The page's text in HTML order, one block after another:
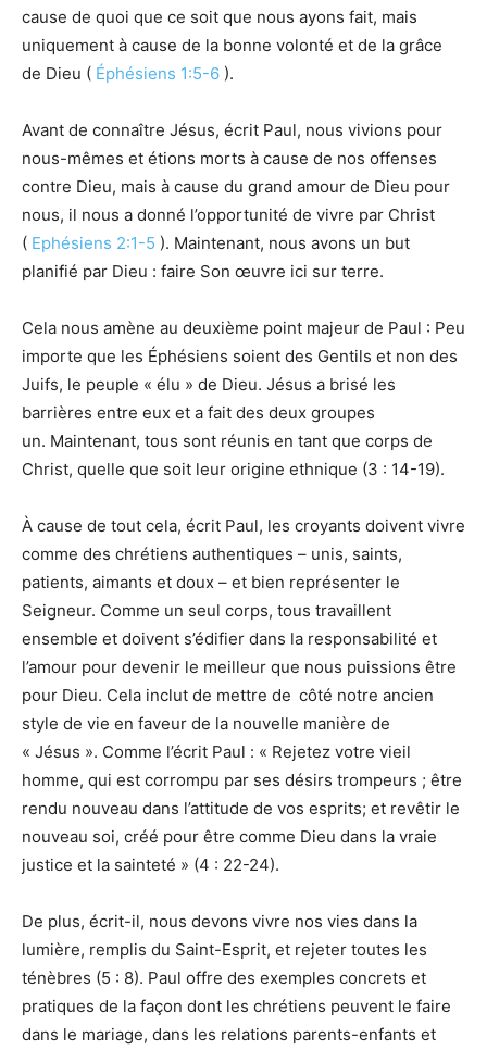
cause de quoi que ce soit que nous ayons fait, mais
uniquement à cause de la bonne volonté et de la grâce
de Dieu ( Éphésiens 1:5-6 ).
Avant de connaître Jésus, écrit Paul, nous vivions pour
nous-mêmes et étions morts à cause de nos offenses
contre Dieu, mais à cause du grand amour de Dieu pour
nous, il nous a donné l’opportunité de vivre par Christ
( Ephésiens 2:1-5 ). Maintenant, nous avons un but
planifié par Dieu : faire Son œuvre ici sur terre.
Cela nous amène au deuxième point majeur de Paul : Peu
importe que les Éphésiens soient des Gentils et non des
Juifs, le peuple « élu » de Dieu. Jésus a brisé les
barrières entre eux et a fait des deux groupes
un. Maintenant, tous sont réunis en tant que corps de
Christ, quelle que soit leur origine ethnique (3 : 14-19).
À cause de tout cela, écrit Paul, les croyants doivent vivre
comme des chrétiens authentiques – unis, saints,
patients, aimants et doux – et bien représenter le
Seigneur. Comme un seul corps, tous travaillent
ensemble et doivent s’édifier dans la responsabilité et
l’amour pour devenir le meilleur que nous puissions être
pour Dieu. Cela inclut de mettre de côté notre ancien
style de vie en faveur de la nouvelle manière de
« Jésus ». Comme l’écrit Paul : « Rejetez votre vieil
homme, qui est corrompu par ses désirs trompeurs ; être
rendu nouveau dans l’attitude de vos esprits; et revêtir le
nouveau soi, créé pour être comme Dieu dans la vraie
justice et la sainteté » (4 : 22-24).
De plus, écrit-il, nous devons vivre nos vies dans la
lumière, remplis du Saint-Esprit, et rejeter toutes les
ténèbres (5 : 8). Paul offre des exemples concrets et
pratiques de la façon dont les chrétiens peuvent le faire
dans le mariage, dans les relations parents-enfants et